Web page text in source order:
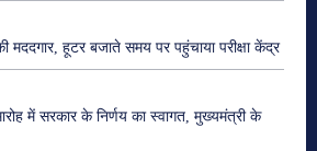
मददगार, हूटर बजाते समय पर पहुंचाया परीक्षा केंद्र
में सरकार के निर्णय का स्वागत, मुख्यमंत्री के